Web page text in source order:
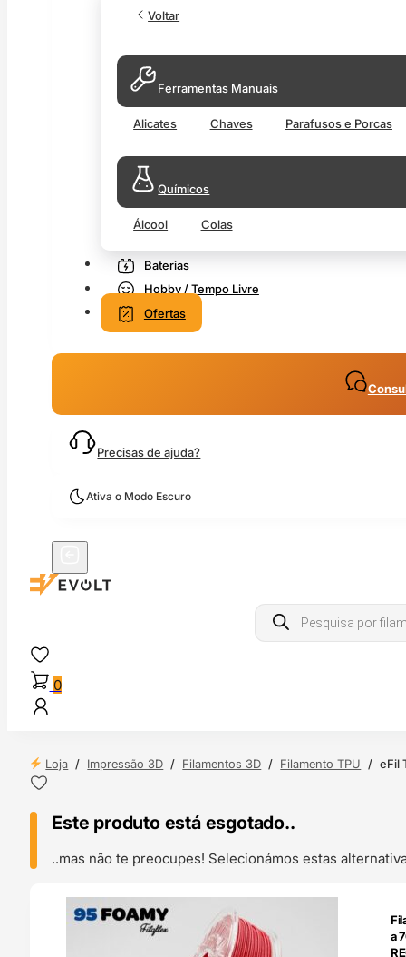
Voltar
Ferramentas Manuais
Alicates Chaves Parafusos e Porcas
Químicos
Álcool Colas
Baterias
Hobby / Tempo Livre
Ofertas
Precisas de ajuda?
Ativa o Modo Escuro
Products
search
0
Loja / Impressão 3D / Filamentos 3D / Filamento TPU / eFil
Este produto está esgotado..
..mas não te preocupes! Selecionámos estas
a